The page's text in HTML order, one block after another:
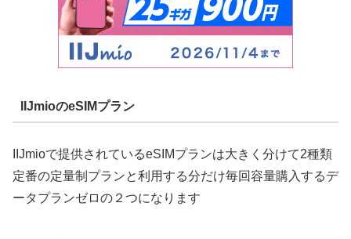
IIJmioのeSIMプラン
IIJmioで提供されているeSIMプランは大きく分けて2種類
定番の定量制プランと利用する分だけ毎回容量購入するデ
ータプランゼロの２つになります